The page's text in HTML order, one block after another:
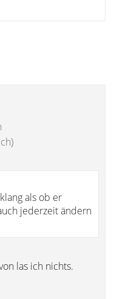
als ob er
jederzeit ändern
las ich nichts.